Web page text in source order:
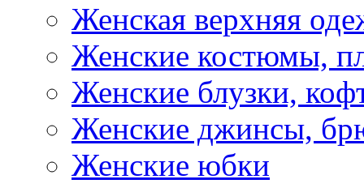
Женская верхняя
Женские костюмы,
Женские блузки,
Женские джинсы,
Женские юбки